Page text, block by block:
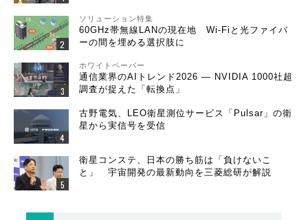
ソリューション特集
60GHz帯無線LANの現在地 Wi-Fiと光ファイバ
ーの間を埋める選択肢に
ホワイトペーパー
通信業界のAIトレンド2026 ― NVIDIA 1000社超
調査が捉えた「転換点」
古野電気、LEO衛星測位サービス「Pulsar」の衛
星から実信号を受信
衛星コンステ、日本の勝ち筋は「負けないこ
と」 宇宙開発の最新動向を三菱総研が解説